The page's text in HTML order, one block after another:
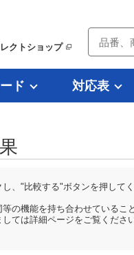
クトショップ
ド 対応表
、"比較する"ボタンを押してく
の機能を持ち合わせているこ
ては詳細ページをご覧ください